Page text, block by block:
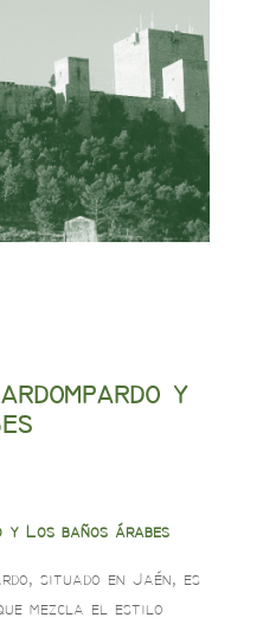
y
y Los baños árabes
situado en Jaén, es
mezcla el estilo